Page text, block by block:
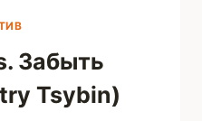
Забыть
Tsybin)